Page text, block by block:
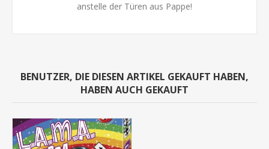
anstelle der Türen aus Pappe!
BENUTZER, DIE DIESEN ARTIKEL GEKAUFT HABEN,
HABEN AUCH GEKAUFT